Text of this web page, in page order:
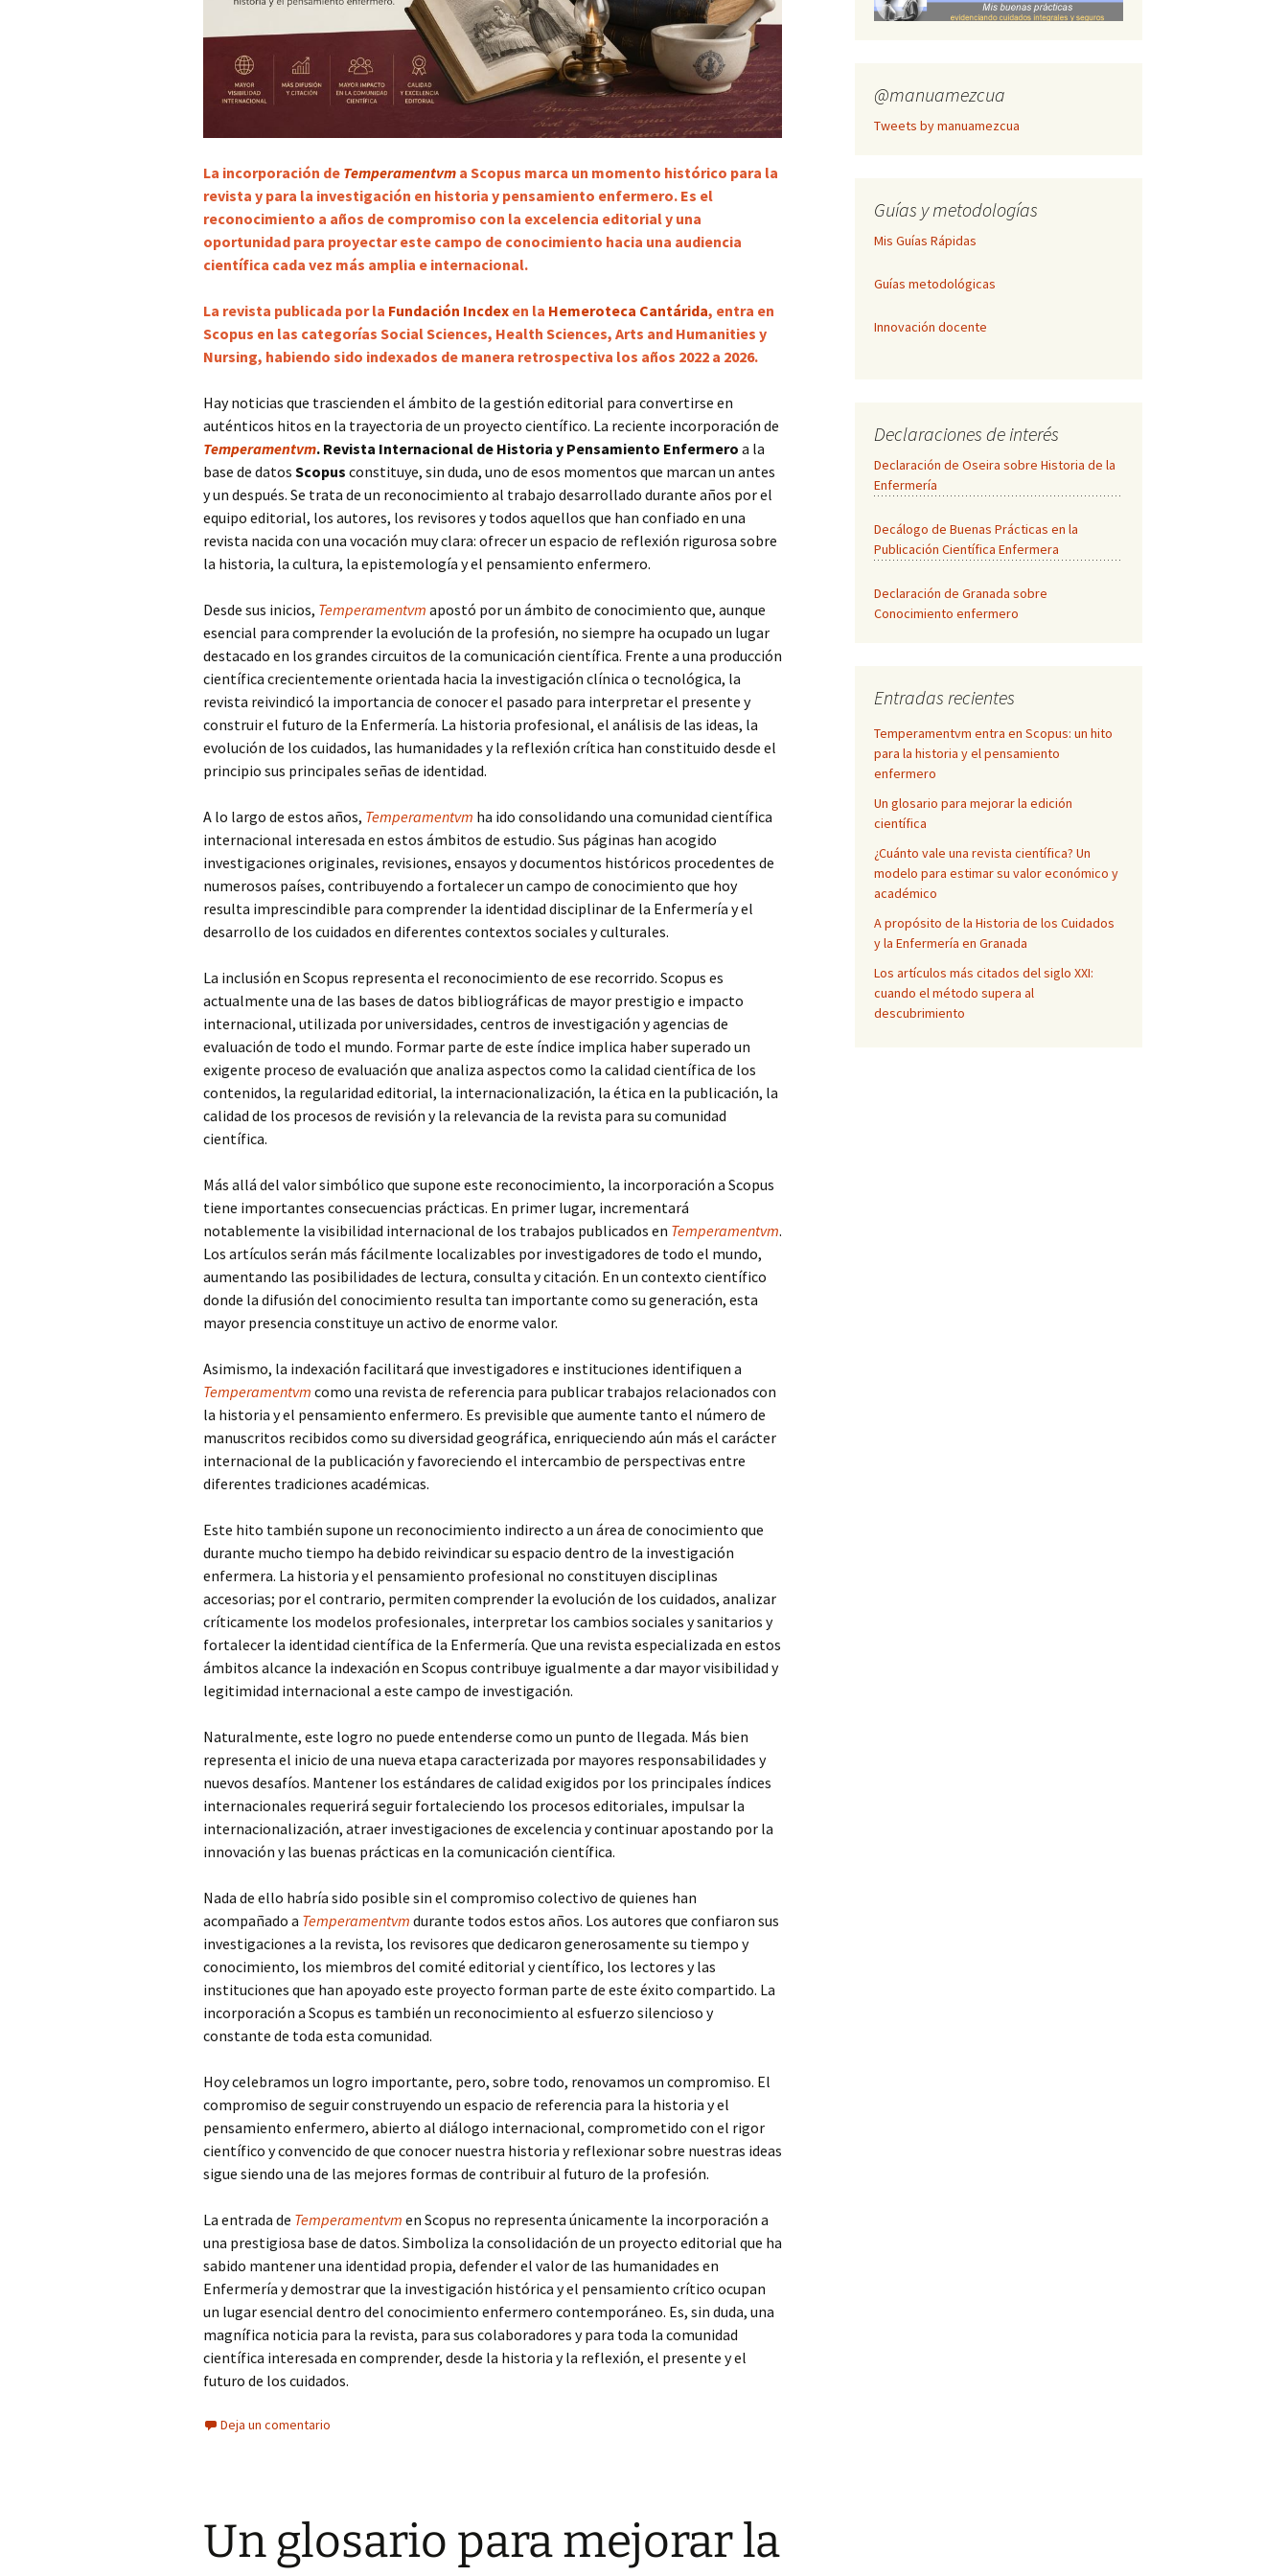
La incorporación de Temperamentvm a Scopus marca un momento histórico para la
revista y para la investigación en historia y pensamiento enfermero. Es el
reconocimiento a años de compromiso con la excelencia editorial y una
oportunidad para proyectar este campo de conocimiento hacia una audiencia
científica cada vez más amplia e internacional.
La revista publicada por la Fundación Incdex en la Hemeroteca Cantárida, entra en
Scopus en las categorías Social Sciences, Health Sciences, Arts and Humanities y
Nursing, habiendo sido indexados de manera retrospectiva los años 2022 a 2026.
Hay noticias que trascienden el ámbito de la gestión editorial para convertirse en
auténticos hitos en la trayectoria de un proyecto científico. La reciente incorporación de
Temperamentvm. Revista Internacional de Historia y Pensamiento Enfermero a la
base de datos Scopus constituye, sin duda, uno de esos momentos que marcan un antes
y un después. Se trata de un reconocimiento al trabajo desarrollado durante años por el
equipo editorial, los autores, los revisores y todos aquellos que han confiado en una
revista nacida con una vocación muy clara: ofrecer un espacio de reflexión rigurosa sobre
la historia, la cultura, la epistemología y el pensamiento enfermero.
Desde sus inicios, Temperamentvm apostó por un ámbito de conocimiento que, aunque
esencial para comprender la evolución de la profesión, no siempre ha ocupado un lugar
destacado en los grandes circuitos de la comunicación científica. Frente a una producción
científica crecientemente orientada hacia la investigación clínica o tecnológica, la
revista reivindicó la importancia de conocer el pasado para interpretar el presente y
construir el futuro de la Enfermería. La historia profesional, el análisis de las ideas, la
evolución de los cuidados, las humanidades y la reflexión crítica han constituido desde el
principio sus principales señas de identidad.
A lo largo de estos años, Temperamentvm ha ido consolidando una comunidad científica
internacional interesada en estos ámbitos de estudio. Sus páginas han acogido
investigaciones originales, revisiones, ensayos y documentos históricos procedentes de
numerosos países, contribuyendo a fortalecer un campo de conocimiento que hoy
resulta imprescindible para comprender la identidad disciplinar de la Enfermería y el
desarrollo de los cuidados en diferentes contextos sociales y culturales.
La inclusión en Scopus representa el reconocimiento de ese recorrido. Scopus es
actualmente una de las bases de datos bibliográficas de mayor prestigio e impacto
internacional, utilizada por universidades, centros de investigación y agencias de
evaluación de todo el mundo. Formar parte de este índice implica haber superado un
exigente proceso de evaluación que analiza aspectos como la calidad científica de los
contenidos, la regularidad editorial, la internacionalización, la ética en la publicación, la
calidad de los procesos de revisión y la relevancia de la revista para su comunidad
científica.
Más allá del valor simbólico que supone este reconocimiento, la incorporación a Scopus
tiene importantes consecuencias prácticas. En primer lugar, incrementará
notablemente la visibilidad internacional de los trabajos publicados en Temperamentvm.
Los artículos serán más fácilmente localizables por investigadores de todo el mundo,
aumentando las posibilidades de lectura, consulta y citación. En un contexto científico
donde la difusión del conocimiento resulta tan importante como su generación, esta
mayor presencia constituye un activo de enorme valor.
Asimismo, la indexación facilitará que investigadores e instituciones identifiquen a
Temperamentvm como una revista de referencia para publicar trabajos relacionados con
la historia y el pensamiento enfermero. Es previsible que aumente tanto el número de
manuscritos recibidos como su diversidad geográfica, enriqueciendo aún más el carácter
internacional de la publicación y favoreciendo el intercambio de perspectivas entre
diferentes tradiciones académicas.
Este hito también supone un reconocimiento indirecto a un área de conocimiento que
durante mucho tiempo ha debido reivindicar su espacio dentro de la investigación
enfermera. La historia y el pensamiento profesional no constituyen disciplinas
accesorias; por el contrario, permiten comprender la evolución de los cuidados, analizar
críticamente los modelos profesionales, interpretar los cambios sociales y sanitarios y
fortalecer la identidad científica de la Enfermería. Que una revista especializada en estos
ámbitos alcance la indexación en Scopus contribuye igualmente a dar mayor visibilidad y
legitimidad internacional a este campo de investigación.
Naturalmente, este logro no puede entenderse como un punto de llegada. Más bien
representa el inicio de una nueva etapa caracterizada por mayores responsabilidades y
nuevos desafíos. Mantener los estándares de calidad exigidos por los principales índices
internacionales requerirá seguir fortaleciendo los procesos editoriales, impulsar la
internacionalización, atraer investigaciones de excelencia y continuar apostando por la
innovación y las buenas prácticas en la comunicación científica.
Nada de ello habría sido posible sin el compromiso colectivo de quienes han
acompañado a Temperamentvm durante todos estos años. Los autores que confiaron sus
investigaciones a la revista, los revisores que dedicaron generosamente su tiempo y
conocimiento, los miembros del comité editorial y científico, los lectores y las
instituciones que han apoyado este proyecto forman parte de este éxito compartido. La
incorporación a Scopus es también un reconocimiento al esfuerzo silencioso y
constante de toda esta comunidad.
Hoy celebramos un logro importante, pero, sobre todo, renovamos un compromiso. El
compromiso de seguir construyendo un espacio de referencia para la historia y el
pensamiento enfermero, abierto al diálogo internacional, comprometido con el rigor
científico y convencido de que conocer nuestra historia y reflexionar sobre nuestras ideas
sigue siendo una de las mejores formas de contribuir al futuro de la profesión.
La entrada de Temperamentvm en Scopus no representa únicamente la incorporación a
una prestigiosa base de datos. Simboliza la consolidación de un proyecto editorial que ha
sabido mantener una identidad propia, defender el valor de las humanidades en
Enfermería y demostrar que la investigación histórica y el pensamiento crítico ocupan
un lugar esencial dentro del conocimiento enfermero contemporáneo. Es, sin duda, una
magnífica noticia para la revista, para sus colaboradores y para toda la comunidad
científica interesada en comprender, desde la historia y la reflexión, el presente y el
futuro de los cuidados.
Deja un comentario
Un glosario para mejorar la
@manuamezcua
Tweets by manuamezcua
Guías y metodologías
Mis Guías Rápidas
Guías metodológicas
Innovación docente
Declaraciones de interés
Declaración de Oseira sobre Historia de la
Enfermería
Decálogo de Buenas Prácticas en la
Publicación Científica Enfermera
Declaración de Granada sobre
Conocimiento enfermero
Entradas recientes
Temperamentvm entra en Scopus: un hito
para la historia y el pensamiento
enfermero
Un glosario para mejorar la edición
científica
¿Cuánto vale una revista científica? Un
modelo para estimar su valor económico y
académico
A propósito de la Historia de los Cuidados
y la Enfermería en Granada
Los artículos más citados del siglo XXI:
cuando el método supera al
descubrimiento